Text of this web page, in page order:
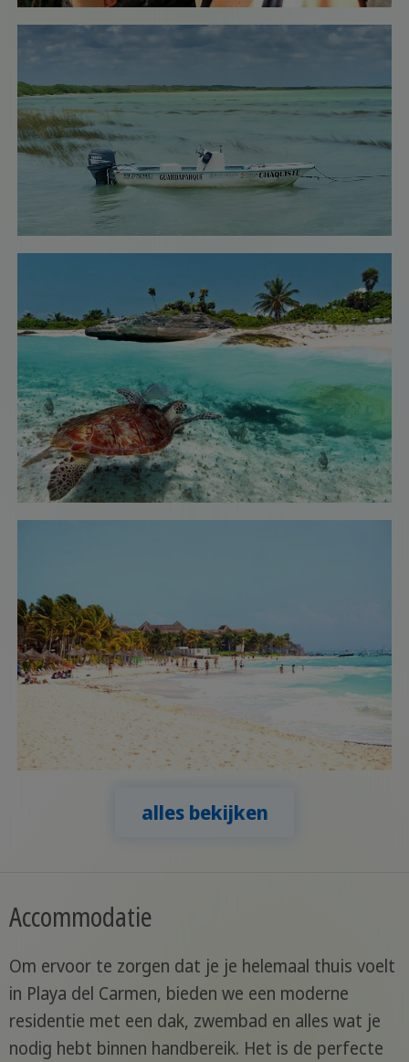
alles bekijken
Accommodatie
Om ervoor te zorgen dat je je helemaal thuis voelt
in Playa del Carmen, bieden we een moderne
residentie met een dak, zwembad en alles wat je
nodig hebt binnen handbereik. Het is de perfecte